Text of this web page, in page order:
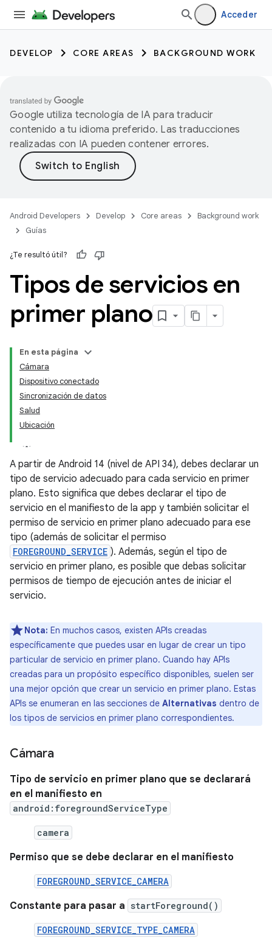
Acceder
DEVELOP CORE AREAS BACKGROUND WORK
Google utiliza tecnología de IA para traducir
contenido a tu idioma preferido. Las traducciones
realizadas con IA pueden contener errores.
Android Developers Develop Core areas
Background work
Guías
¿Te resultó útil?
Tipos de servicios en
primer plano
En esta página
Cámara
Dispositivo conectado
Sincronización de datos
Salud
Ubicación
A partir de Android 14 (nivel de API 34), debes declarar un
tipo de servicio adecuado para cada servicio en primer
plano. Esto significa que debes declarar el tipo de
servicio en el manifiesto de la app y también solicitar el
permiso de servicio en primer plano adecuado para ese
tipo (además de solicitar el permiso
FOREGROUND_SERVICE ). Además, según el tipo de
servicio en primer plano, es posible que debas solicitar
permisos de tiempo de ejecución antes de iniciar el
servicio.
Nota: En muchos casos, existen APIs creadas
específicamente que puedes usar en lugar de crear un tipo
particular de servicio en primer plano. Cuando hay APIs
creadas para un propósito específico disponibles, suelen ser
una mejor opción que crear un servicio en primer plano. Estas
APIs se enumeran en las secciones de Alternativas dentro de
los tipos de servicios en primer plano correspondientes.
Cámara
Tipo de servicio en primer plano que se declarará
en el manifiesto en
android:foregroundServiceType
camera
Permiso que se debe declarar en el manifiesto
FOREGROUND_SERVICE_CAMERA
Constante para pasar a startForeground()
FOREGROUND_SERVICE_TYPE_CAMERA